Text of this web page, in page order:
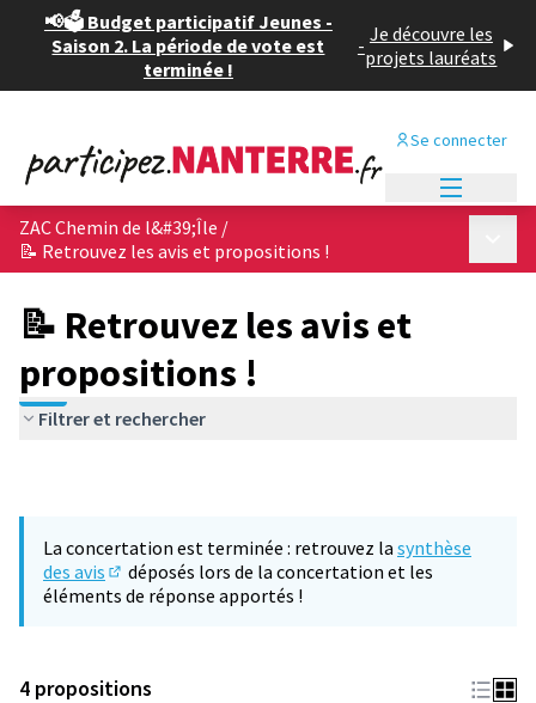
📢🗳️ Budget participatif Jeunes -
Saison 2. La période de vote est
terminée !
- Je découvre les
projets lauréats
Se connecter
ZAC Chemin de l&#39;Île /
📝 Retrouvez les avis et propositions !
📝 Retrouvez les avis et
propositions !
Filtrer et rechercher
La concertation est terminée : retrouvez la synthèse
des avis
(S'ouvre dans un nouvel onglet)
déposés lors de la concertation et les
éléments de réponse apportés !
4 propositions